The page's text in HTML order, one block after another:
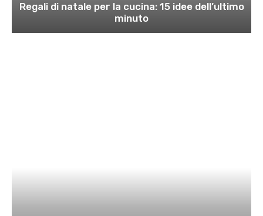
Regali di natale per la cucina: 15 idee dell’ultimo
minuto